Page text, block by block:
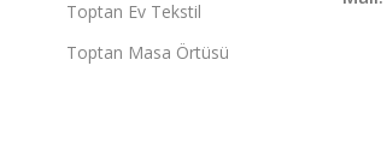
Toptan Ev Tekstil
Toptan Masa Örtüsü